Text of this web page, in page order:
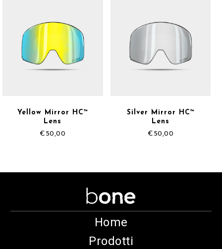
Yellow Mirror HC™
Lens
€ 50,00
Silver Mirror HC™
Lens
€ 50,00
Home
Prodotti